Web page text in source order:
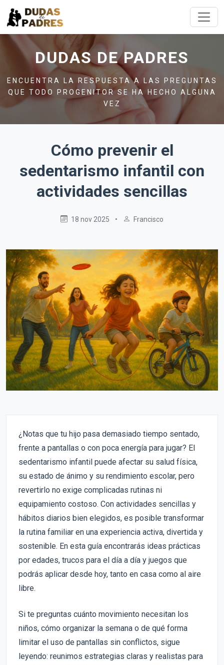
DUDAS DE PADRES
ENCUENTRA LA RESPUESTA A LAS PREGUNTAS
QUE TODO PROGENITOR SE HA HECHO ALGUNA
VEZ
Cómo prevenir el
sedentarismo infantil con
actividades sencillas
18 nov 2025 • Francisco
¿Notas que tu hijo pasa demasiado tiempo sentado,
frente a pantallas o con poca energía para jugar? El
sedentarismo infantil puede afectar su salud física,
su estado de ánimo y su rendimiento escolar, pero
revertirlo no exige complicadas rutinas ni
equipamiento costoso. Con actividades sencillas y
hábitos diarios bien elegidos, es posible transformar
la rutina familiar en una experiencia activa, divertida y
sostenible. En esta guía encontrarás ideas prácticas
por edades, trucos para el día a día y juegos que
podrás aplicar desde hoy, tanto en casa como al aire
libre.
Si te preguntas cuánto movimiento necesitan los
niños, cómo organizar la semana o de qué forma
limitar el uso de pantallas sin conflictos, sigue
leyendo: reunimos estrategias claras y realistas para